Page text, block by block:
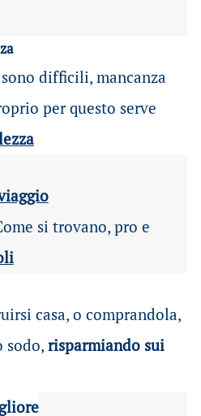
difficili, mancanza
per questo serve
si trovano, pro e
casa, o comprandola,
sodo,risparmiando sui